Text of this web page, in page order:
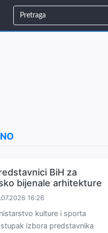
BiH za
bijenale arhitekture
16:26
kulture i sporta
izbora predstavnika